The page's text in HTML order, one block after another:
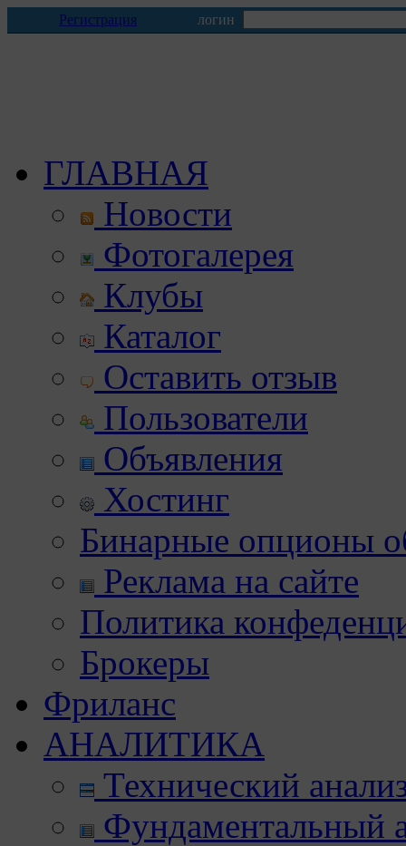
Регистрация логин
ГЛАВНАЯ
Новости
Фотогалерея
Клубы
Каталог
Оставить отзыв
Пользователи
Объявления
Хостинг
Бинарные опционы
Реклама на сайте
Политика
Брокеры
Фриланс
АНАЛИТИКА
Технический
Фундаментальный